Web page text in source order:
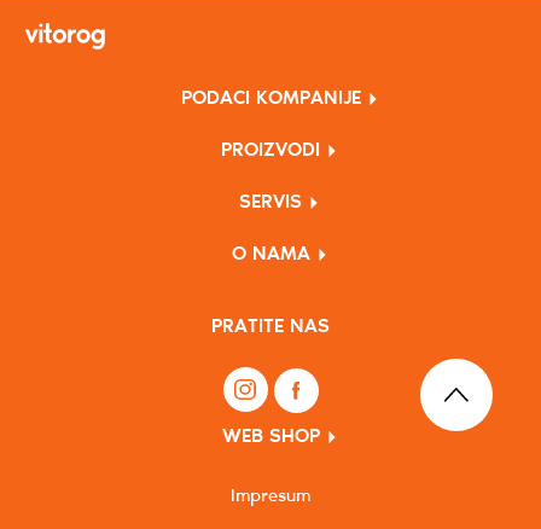
PODACI KOMPANIJE
PROIZVODI
SERVIS
O NAMA
PRATITE NAS
WEB SHOP
Impresum